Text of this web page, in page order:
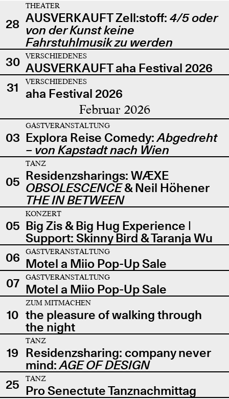
28
THEATER
AUSVERKAUFT Zell:stoff: 4/5 oder
von der Kunst keine
Fahrstuhlmusik zu werden
30
VERSCHIEDENES
AUSVERKAUFT aha Festival 2026
31
VERSCHIEDENES
aha Festival 2026
Februar 2026
03
GASTVERANSTALTUNG
Explora Reise Comedy:Abgedreht
– von Kapstadt nach Wien
05
TANZ
Residenzsharings: WÆXE
OBSOLESCENCE& Neil Höhener
THE IN BETWEEN
05
KONZERT
Big Zis & Big Hug Experience |
Support: Skinny Bird & Taranja Wu
06
GASTVERANSTALTUNG
Motel a Miio Pop-Up Sale
07
GASTVERANSTALTUNG
Motel a Miio Pop-Up Sale
10
ZUM MITMACHEN
the pleasure of walking through
the night
19
TANZ
Residenzsharing: company never
mind:AGE OF DESIGN
25
TANZ
Pro Senectute Tanznachmittag